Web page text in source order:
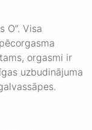
O”. Visa
orgasmi ir
uzbudinājuma